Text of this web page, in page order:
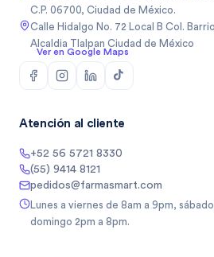
C.P. 06700, Ciudad de México.
Calle Hidalgo No. 72 Local B Col.
Alcaldia Tlalpan Ciudad de México
Ver en Google Maps
Atención al cliente
+52 56 5721 8330
(55) 9414 8121
pedidos@farmasmart.com
Lunes a viernes de 8am a 9pm,
domingo 2pm a 8pm.